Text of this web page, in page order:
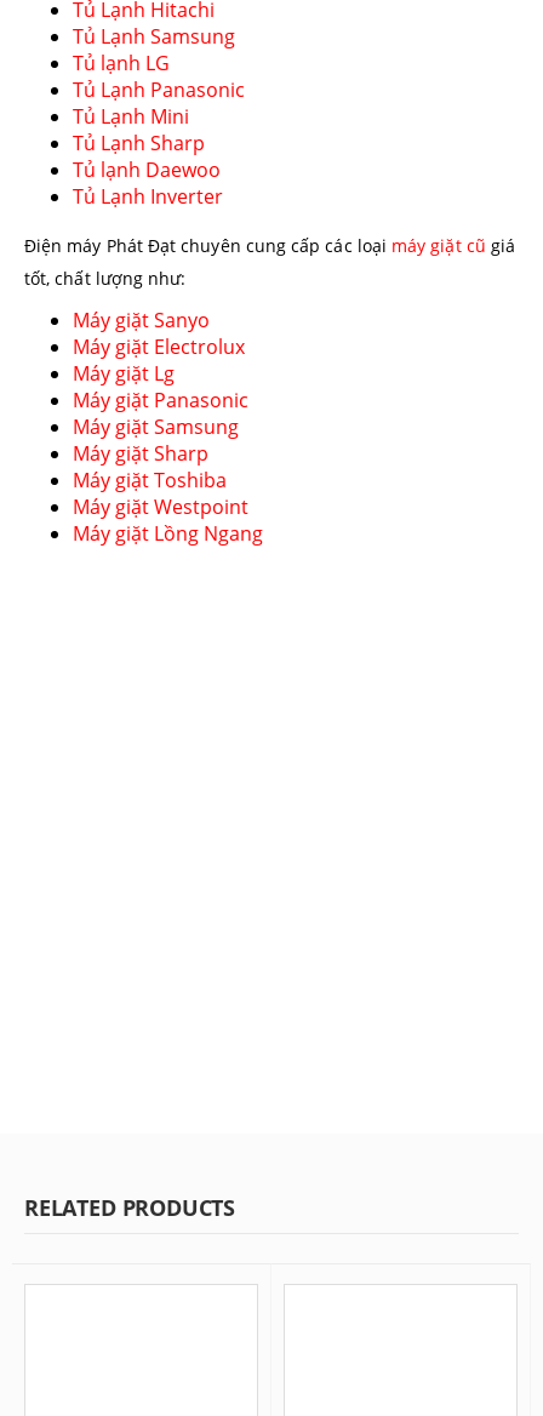
Tủ Lạnh Hitachi
Tủ Lạnh Samsung
Tủ lạnh LG
Tủ Lạnh Panasonic
Tủ Lạnh Mini
Tủ Lạnh Sharp
Tủ lạnh Daewoo
Tủ Lạnh Inverter
Điện máy Phát Đạt chuyên cung cấp các loại máy giặt cũ giá
tốt, chất lượng như:
Máy giặt Sanyo
Máy giặt Electrolux
Máy giặt Lg
Máy giặt Panasonic
Máy giặt Samsung
Máy giặt Sharp
Máy giặt Toshiba
Máy giặt Westpoint
Máy giặt Lồng Ngang
RELATED PRODUCTS